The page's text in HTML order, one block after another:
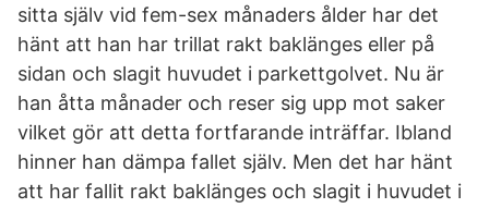
sitta själv vid fem-sex månaders ålder har det
hänt att han har trillat rakt baklänges eller på
sidan och slagit huvudet i parkettgolvet. Nu är
han åtta månader och reser sig upp mot saker
vilket gör att detta fortfarande inträffar. Ibland
hinner han dämpa fallet själv. Men det har hänt
att har fallit rakt baklänges och slagit i huvudet i